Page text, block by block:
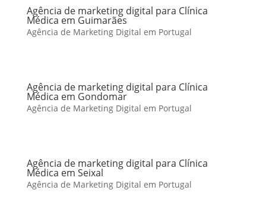
Agência de marketing digital para Clínica
Médica em Guimarães
Agência de Marketing Digital em Portugal
Agência de marketing digital para Clínica
Médica em Gondomar
Agência de Marketing Digital em Portugal
Agência de marketing digital para Clínica
Médica em Seixal
Agência de Marketing Digital em Portugal